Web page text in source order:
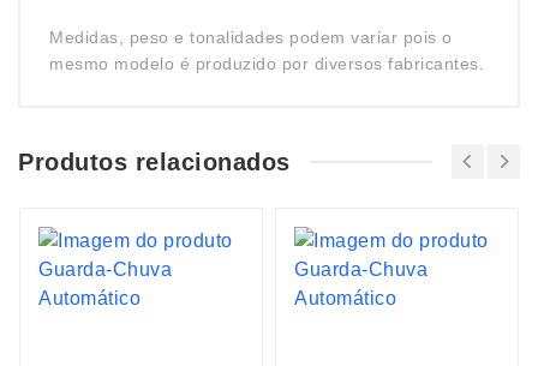
Medidas, peso e tonalidades podem variar pois o
mesmo modelo é produzido por diversos fabricantes.
Produtos relacionados